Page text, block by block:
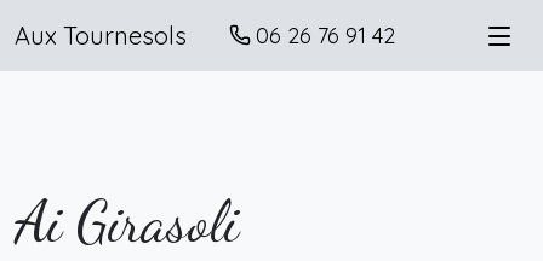
Aux Tournesols 06 26 76 91 42
Ai Girasoli